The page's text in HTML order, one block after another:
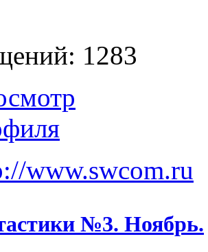
1283
№3. Ноябрь.